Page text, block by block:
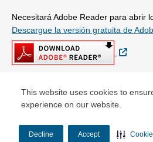
This website uses cookies to
experience on our website.
Decline Accept
Necesitará Adobe Reader para abrir
Descargue la versión gratuita de
Sitio
© Copyright 2026